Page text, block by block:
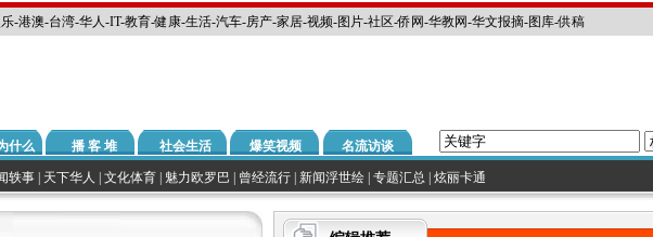
-港澳-台湾-华人-IT-教育-健康-生活-汽车-房产-家居-视频-图片-社区-侨网-华教网-华文报摘-图库-供稿
什么 播 客 堆 社会生活 爆笑视频 名流访谈
轶事 天下华人 文化体育 魅力欧罗巴 曾经流行 新闻浮世绘 专题汇总 炫丽卡通